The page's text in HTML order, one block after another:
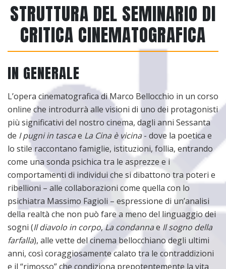
STRUTTURA DEL SEMINARIO DI
CRITICA CINEMATOGRAFICA
IN GENERALE
L’opera cinematografica di Marco Bellocchio in un corso
online che introdurrà alle visioni di uno dei protagonisti
più significativi del nostro cinema, dagli anni Sessanta
de I pugni in tascae La Cina è vicina- dove la poetica e
lo stile raccontano famiglie, istituzioni, follia, entrando
come una sonda psichica tra le asprezze e i
comportamenti di individui che si dibattono tra poteri e
ribellioni – alle collaborazioni come quella con lo
psichiatra Massimo Fagioli – espressione di un’analisi
della realtà che non può fare a meno del linguaggio dei
sogni (Il diavolo in corpo,La condannae Il sogno della
farfalla), alle vette del cinema bellocchiano degli ultimi
anni, così coraggiosamente calato tra le contraddizioni
e il “rimosso” che condiziona prepotentemente la vita